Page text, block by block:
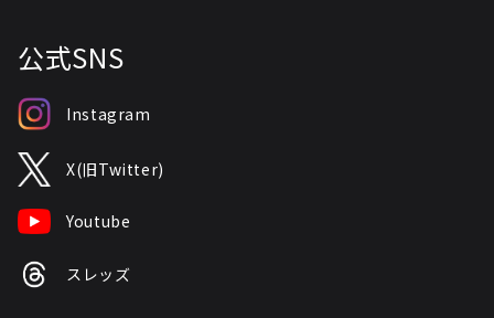
公式SNS
Instagram
X(旧Twitter)
Youtube
スレッズ